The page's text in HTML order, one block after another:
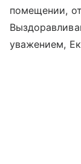
помещении,
уважением,